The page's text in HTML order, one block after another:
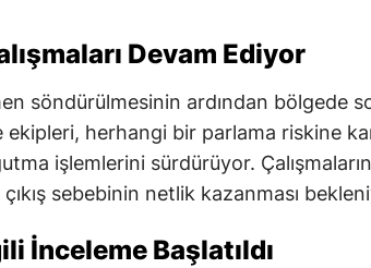
Devam Ediyor
söndürülmesinin ardından bölgede
ekipleri, herhangi bir parlama riskine
işlemlerini sürdürüyor.
çıkış sebebinin netlik kazanması
İnceleme Başlatıldı